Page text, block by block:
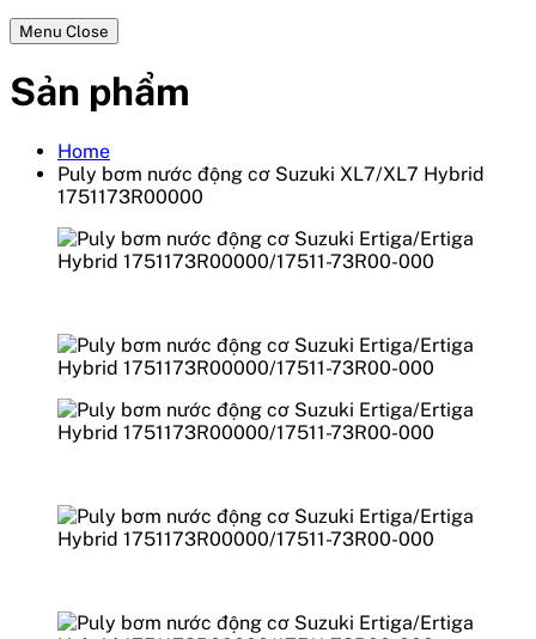
Menu Close
Sản phẩm
Home
Puly bơm nước động cơ Suzuki XL7/XL7 Hybrid
1751173R00000